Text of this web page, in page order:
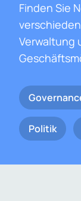
Finden Sie
Verwaltung
Politik